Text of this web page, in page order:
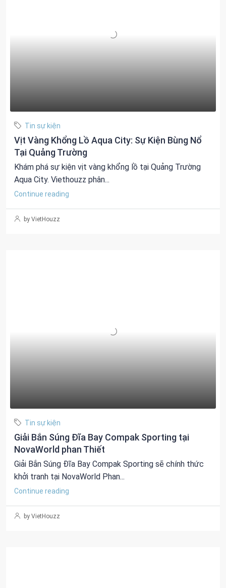
Tin sự kiện
Vịt Vàng Khổng Lồ Aqua City: Sự Kiện Bùng Nổ
Tại Quảng Trường
Khám phá sự kiện vịt vàng khổng lồ tại Quảng Trường
Aqua City. Viethouzz phân...
Continue reading
by VietHouzz
Tin sự kiện
Giải Bắn Súng Đĩa Bay Compak Sporting tại
NovaWorld phan Thiết
Giải Bắn Súng Đĩa Bay Compak Sporting sẽ chính thức
khởi tranh tại NovaWorld Phan...
Continue reading
by VietHouzz